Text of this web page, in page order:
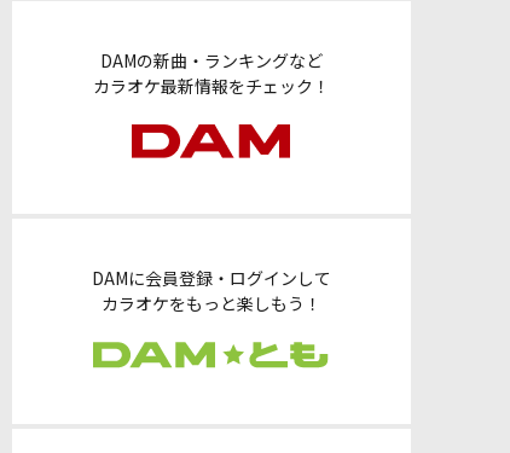
DAMの新曲・ランキングなど
カラオケ最新情報をチェック！
DAMに会員登録・ログインして
カラオケをもっと楽しもう！